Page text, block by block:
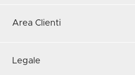
Area Clienti
Legale